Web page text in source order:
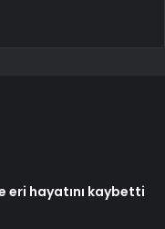
eri hayatını kaybetti